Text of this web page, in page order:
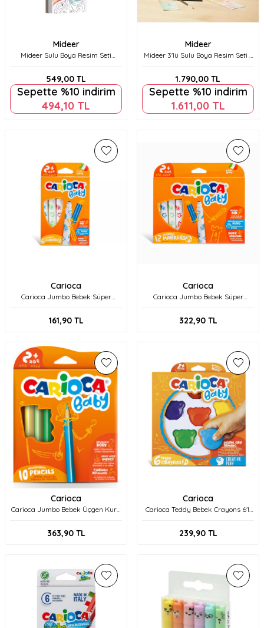
Mideer
Mideer Sulu Boya Resim Seti
549,00 TL
Sepette %10 indirim
494,10 TL
Mideer
Mideer 3'lü Sulu Boya Resim Seti (
Büyülü Bahçe) Ct1436
1.790,00 TL
Sepette %10 indirim
1.611,00 TL
Carioca
Carioca Jumbo Bebek Süper
+2 Yaş 42813
161,90TL
Carioca
Carioca Jumbo Bebek Süper
+2 Yaş 42814
322,90TL
Carioca
Carioca Jumbo Bebek Üçgen Kuru
363,90TL
Carioca
Carioca Teddy Bebek Crayons 6'lı
239,90TL